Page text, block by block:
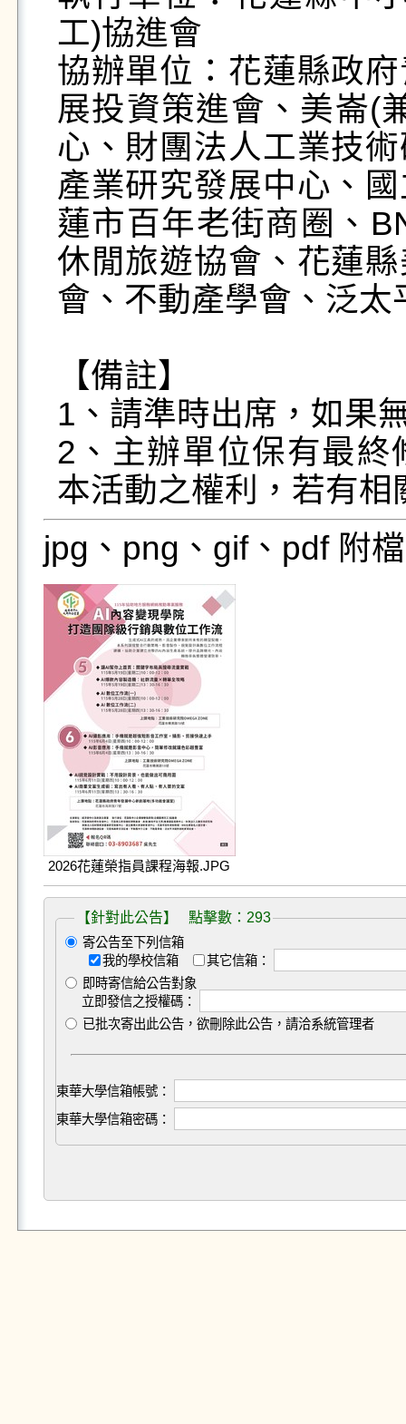
工)協進會
協辦單位：花蓮縣政
展投資策進會、美崙(
心、財團法人工業技
產業研究發展中心、
蓮市百年老街商圈、
休閒旅遊協會、花蓮
會、不動產學會、泛
【備註】
1、請準時出席，如果
2、主辦單位保有最
本活動之權利，若有
jpg、png、gif、pdf 附
2026花蓮榮指員課程海報.JPG
【針對此公告】 點擊數：293
寄公告至下列信箱
我的學校信箱
其它信箱：
即時寄信給公告對象
立即發信之授權碼：
已批次寄出此公告，欲刪除此公告，請洽系統管理者
東華大學信箱帳號：
東華大學信箱密碼：